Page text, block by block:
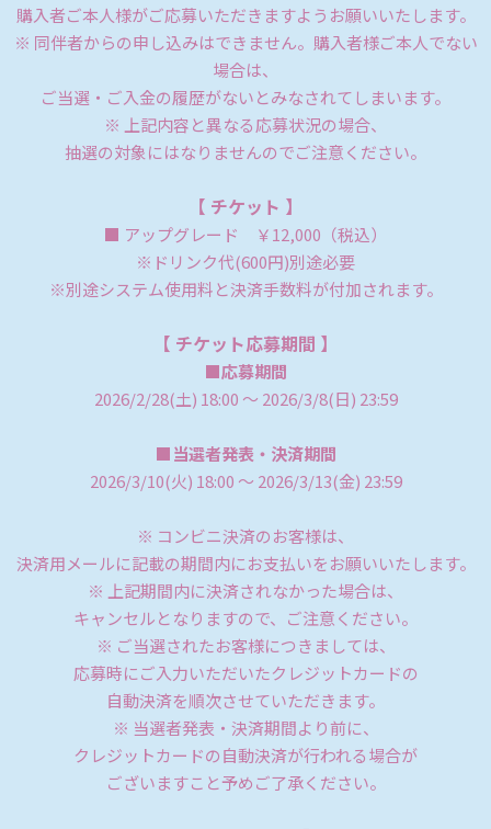
購入者ご本人様がご応募いただきますようお願いいたします。
※ 同伴者からの申し込みはできません。購入者様ご本人でない
場合は、
ご当選・ご入金の履歴がないとみなされてしまいます。
※ 上記内容と異なる応募状況の場合、
抽選の対象にはなりませんのでご注意ください。
【 チケット 】
■ アップグレード ￥12,000（税込）
※ドリンク代(600円)別途必要
※別途システム使用料と決済手数料が付加されます。
【 チケット応募期間 】
■応募期間
2026/2/28(土) 18:00 ～ 2026/3/8(日) 23:59
■当選者発表・決済期間
2026/3/10(火) 18:00 ～ 2026/3/13(金) 23:59
※ コンビニ決済のお客様は、
決済用メールに記載の期間内にお支払いをお願いいたします。
※ 上記期間内に決済されなかった場合は、
キャンセルとなりますので、ご注意ください。
※ ご当選されたお客様につきましては、
応募時にご入力いただいたクレジットカードの
自動決済を順次させていただきます。
※ 当選者発表・決済期間より前に、
クレジットカードの自動決済が行われる場合が
ございますこと予めご了承ください。